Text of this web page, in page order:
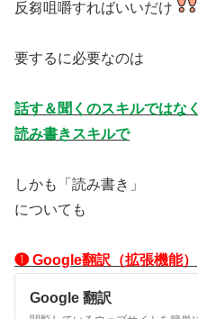
反芻咀嚼すればいいだけ
要するに必要なのは
話す＆聞くのスキルではなく
読み書きスキルで
しかも「読み書き」
についても
❶ Google翻訳（拡張機能）
Google 翻訳